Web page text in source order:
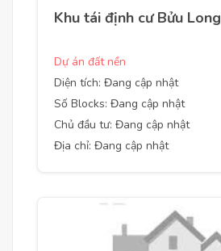
Khu tái định cư Bửu Long
Dự án đất nền
Diện tích: Đang cập nhật
Số Blocks: Đang cập nhật
Chủ đầu tư: Đang cập nhật
Địa chỉ: Đang cập nhật